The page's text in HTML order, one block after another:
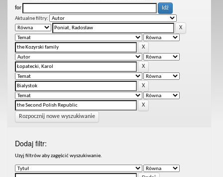
for
Aktualne filtry:
Rozpocznij nowe wyszukiwanie
Dodaj filtr:
Uzyj filtrów aby zagęścić wyszukiwanie.